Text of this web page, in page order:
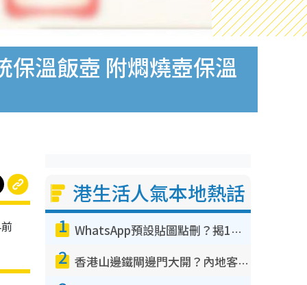
溫飯壺 附燜燒壺保溫
港生活人氣本地熱話
1 WhatsApp預設貼圖點刪？揭1招「反向操作」還原簡潔介面 附3步實測教學
2 香港山邊鐵閘邊門大開？內地客困惑意義何在！網民神回覆：呢種叫法理性防禦